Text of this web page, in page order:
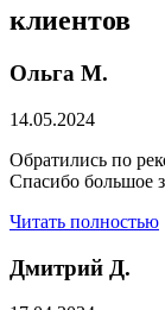
клиентов
Ольга М.
14.05.2024
Обратились по
Спасибо большое
Читать полностью
Дмитрий Д.